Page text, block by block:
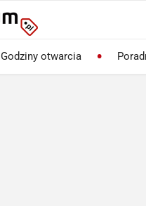
Godziny otwarcia